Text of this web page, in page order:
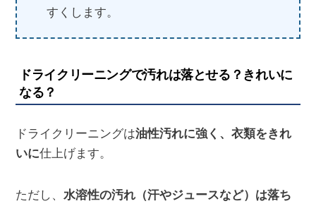
すくします。
ドライクリーニングで汚れは落とせる？きれいに
なる？
ドライクリーニングは油性汚れに強く、衣類をきれ
いに仕上げます。
ただし、 水溶性の汚れ（汗やジュースなど）は落ち